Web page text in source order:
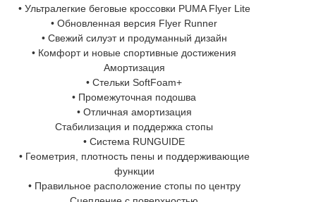
• Ультралегкие беговые кроссовки PUMA Flyer Lite
• Обновленная версия Flyer Runner
• Свежий силуэт и продуманный дизайн
• Комфорт и новые спортивные достижения
Амортизация
• Стельки SoftFoam+
• Промежуточная подошва
• Отличная амортизация
Стабилизация и поддержка стопы
• Система RUNGUIDE
• Геометрия, плотность пены и поддерживающие
функции
• Правильное расположение стопы по центру